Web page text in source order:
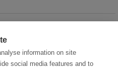
1 / 3
information on site
social media features and to